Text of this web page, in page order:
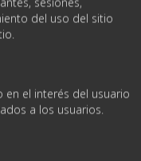
del uso del sitio
en el interés del usuario
a los usuarios.